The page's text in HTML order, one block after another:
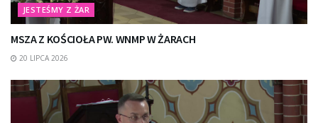
JESTEŚMY Z ŻAR
MSZA Z KOŚCIOŁA PW. WNMP W ŻARACH
20 LIPCA 2026